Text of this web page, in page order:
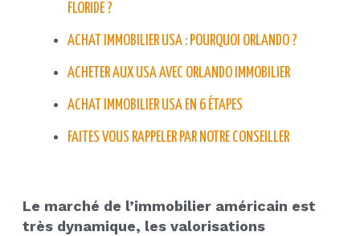
FLORIDE ?
ACHAT IMMOBILIER USA : POURQUOI ORLANDO ?
ACHETER AUX USA AVEC ORLANDO IMMOBILIER
ACHAT IMMOBILIER USA EN 6 ÉTAPES
FAITES VOUS RAPPELER PAR NOTRE CONSEILLER
Le marché de l’immobilier américain est
très dynamique, les valorisations